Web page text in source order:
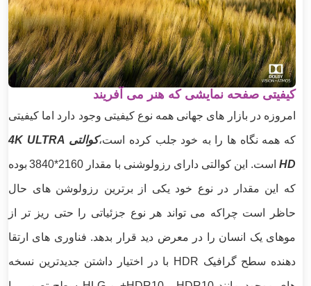
کیفیتی صفحه نمایشی که هنر می آفریند
امروزه در بازار های جهانی همه نوع کیفیتی وجود دارد اما کیفیتی
که همه نگاه ها را به خود جلب کرده است، کوالتی 4K ULTRA
HDاست. این کوالتی دارای رزولوشنی با مقدار 2160*3840 بوده
که این مقدار در نوع خود یکی از برترین رزولوشن های حال
حاظر است چراکه می تواند هر نوع جزئیاتی را حتی ریز تر از
موهای یک انسان را در معرض دید قرار بدهد. فناوری های ارتقا
دهنده سطح گرافیک HDR با در اختیار داشتن جدیدترین نسخه